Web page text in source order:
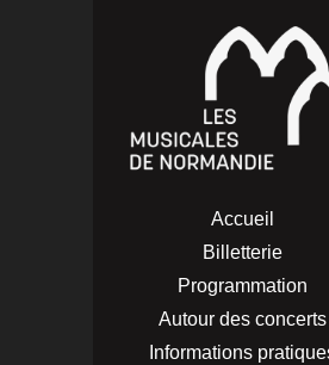
Accueil
Billetterie
Programmation
Autour des concerts
Informations